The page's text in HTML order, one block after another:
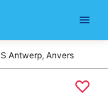
Antwerp, Anvers